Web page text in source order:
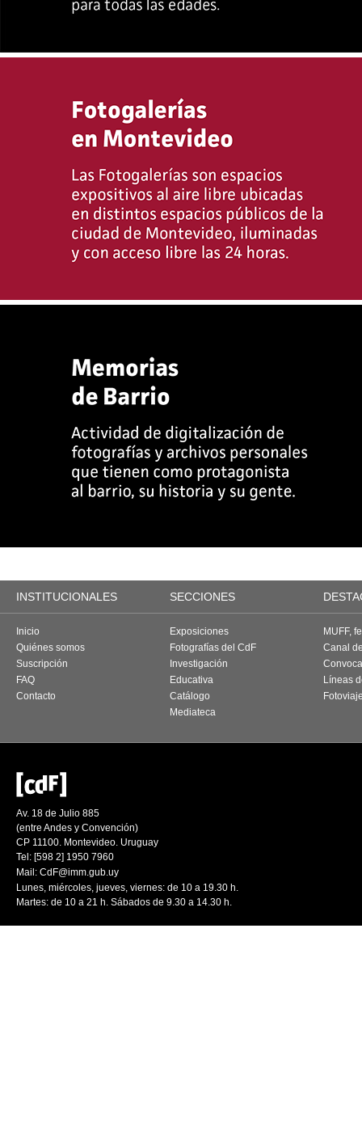
INSTITUCIONALES SECCIONES
Inicio
Quiénes somos
Suscripción
FAQ
Contacto
Exposiciones
Fotografías del CdF
Investigación
Educativa
Catálogo
Mediateca
MUFF,
Canal
Líneas
Av. 18 de Julio 885
(entre Andes y Convención)
CP 11100. Montevideo. Uruguay
Tel: [598 2] 1950 7960
Mail: CdF@imm.gub.uy
Lunes, miércoles, jueves, viernes: de 10 a 19.30 h.
Martes: de 10 a 21 h. Sábados de 9.30 a 14.30 h.